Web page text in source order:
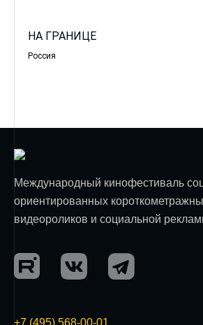
НА ГРАНИЦЕ
Россия
Международный кинофестиваль
ориентированных
видеороликов и социальной